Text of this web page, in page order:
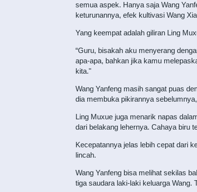
semua aspek. Hanya saja Wang
keturunannya, efek kultivasi Wang
Yang keempat adalah giliran Ling
“Guru, bisakah aku menyerang
apa-apa, bahkan jika kamu
kita."
Wang Yanfeng masih sangat puas
dia membuka pikirannya
Ling Muxue juga menarik napas
dari belakang lehernya. Cahaya biru
Kecepatannya jelas lebih cepat dari
lincah.
Wang Yanfeng bisa melihat sekilas
tiga saudara laki-laki keluarga Wang.